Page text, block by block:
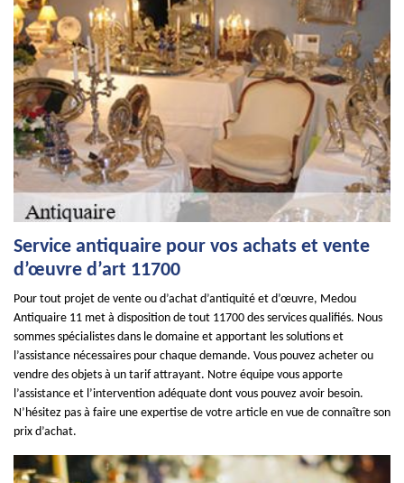
Service antiquaire pour vos achats et vente
d’œuvre d’art 11700
Pour tout projet de vente ou d’achat d’antiquité et d’œuvre, Medou
Antiquaire 11 met à disposition de tout 11700 des services qualifiés. Nous
sommes spécialistes dans le domaine et apportant les solutions et
l’assistance nécessaires pour chaque demande. Vous pouvez acheter ou
vendre des objets à un tarif attrayant. Notre équipe vous apporte
l’assistance et l’intervention adéquate dont vous pouvez avoir besoin.
N’hésitez pas à faire une expertise de votre article en vue de connaître son
prix d’achat.